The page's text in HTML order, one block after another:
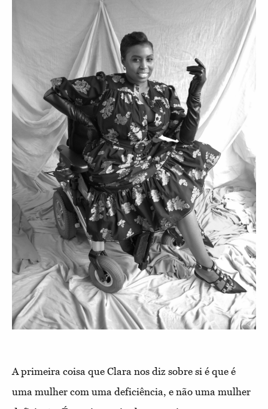
A primeira coisa que Clara nos diz sobre si é que é
uma mulher com uma deficiência, e não uma mulher